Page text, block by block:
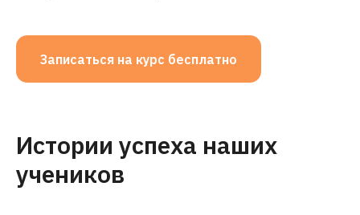
Записаться на курс бесплатно
Истории успеха наших
учеников